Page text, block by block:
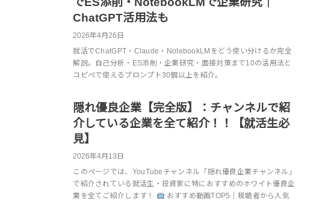
ChatGPT活用法も
2026年4月26日
就活でChatGPT・Claude・NotebookLMをどう使い分けるか完全
解説。自己分析・ES添削・企業研究・面接対策まで10の活用法と
コピペで使えるプロンプト30個以上を紹介。
隠れ優良企業【完全版】：チャンネルで紹
介している企業を全て紹介！！【就活生必
見】
2026年4月13日
このページでは、YouTubeチャンネル「隠れ優良企業チャンネル」
で紹介されている就活生・投資家に特におすすめのホワイト優良企
業を全てご紹介します！
おすすめ動画TOP5｜視聴者から人気